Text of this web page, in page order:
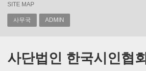
SITE MAP
사무국 ADMIN
사단법인 한국시인협회